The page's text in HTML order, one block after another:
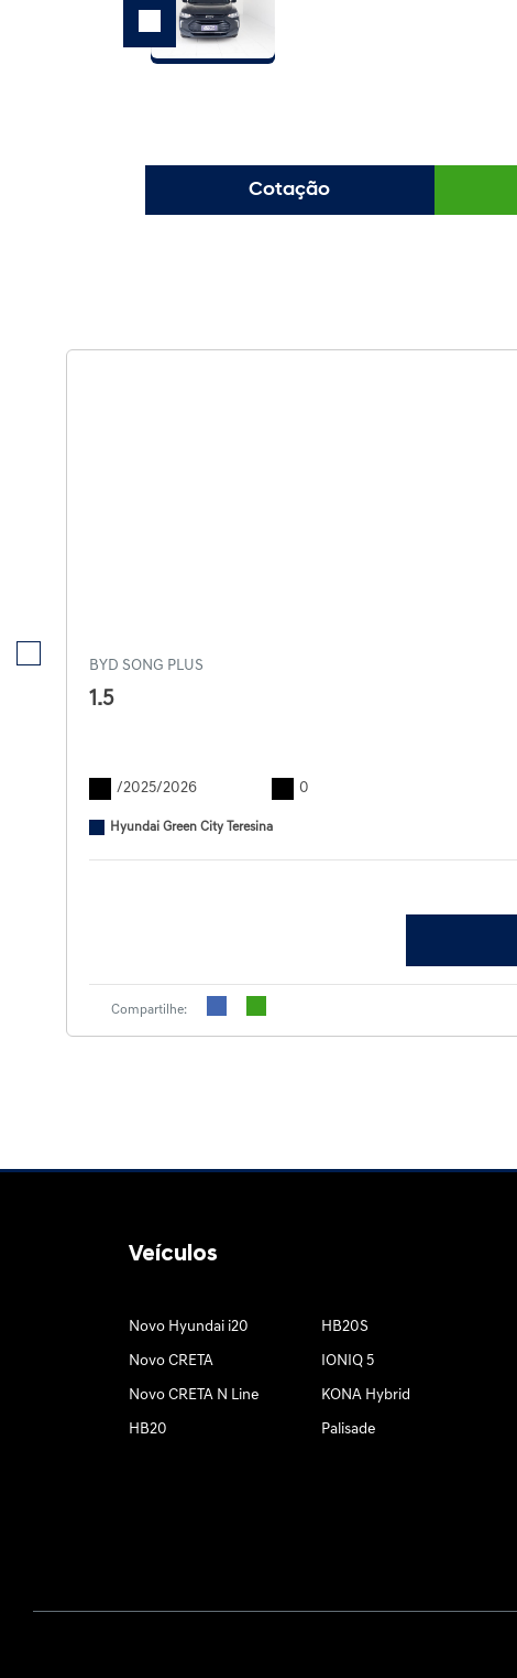
Cotação
BYD SONG PLUS
1.5
/2025/2026 0
Hyundai Green City Teresina
Compartilhe:
Veículos
Novo Hyundai i20
Novo CRETA
Novo CRETA N Line
HB20
HB20S
IONIQ 5
KONA Hybrid
Palisade